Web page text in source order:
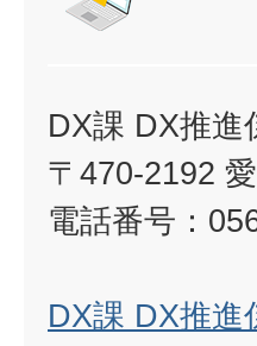
DX課 DX推進
〒470-2192
電話番号：
DX課 DX推進